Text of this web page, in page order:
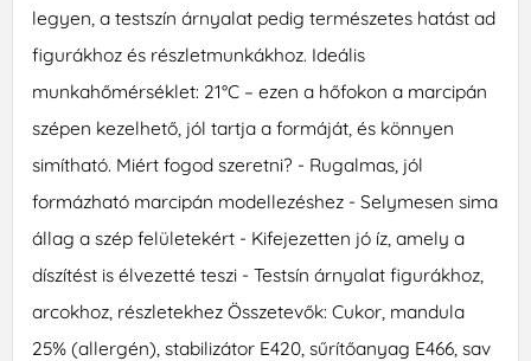
legyen, a testszín árnyalat pedig természetes hatást ad
figurákhoz és részletmunkákhoz. Ideális
munkahőmérséklet: 21°C – ezen a hőfokon a marcipán
szépen kezelhető, jól tartja a formáját, és könnyen
simítható. Miért fogod szeretni? - Rugalmas, jól
formázható marcipán modellezéshez - Selymesen sima
állag a szép felületekért - Kifejezetten jó íz, amely a
díszítést is élvezetté teszi - Testsín árnyalat figurákhoz,
arcokhoz, részletekhez Összetevők: Cukor, mandula
25% (allergén), stabilizátor E420, sűrítőanyag E466, sav